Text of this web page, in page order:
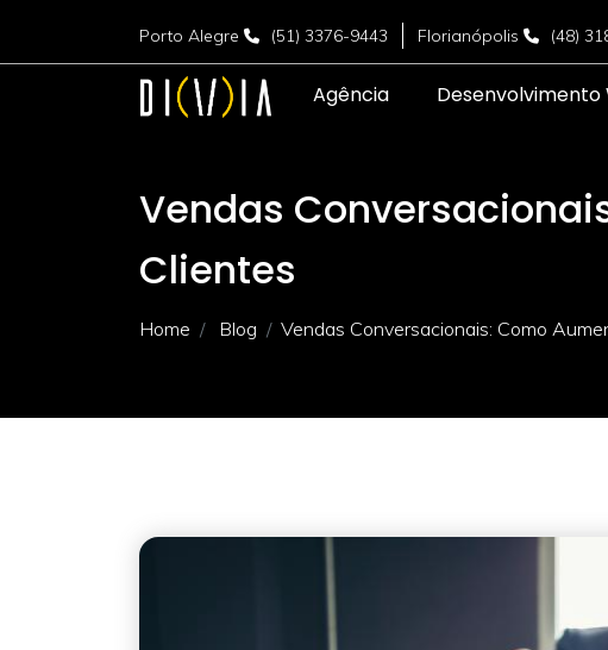
Porto Alegre (51) 3376-9443 Florianópolis (48)
Agência Desenvolvimento
Vendas
Clientes
Home Blog Vendas Conversacionais: Como